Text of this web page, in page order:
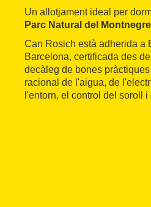
Un allotjament ideal per
Parc Natural del
Can Rosich està adherida a
Barcelona, certificada des
decàleg de bones
racional de l'aigua, de
l'entorn, el control del soroll